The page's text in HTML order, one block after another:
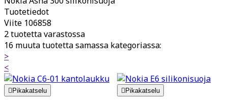
Tuotetiedot
Viite 106858
2 tuotetta varastossa
16 muuta tuotetta samassa kategoriassa:
>
<
 Pikakatselu  Pikakatselu